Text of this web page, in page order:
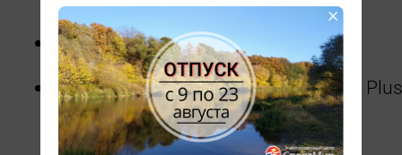
Облегченный сотовый сердечник
Профессиональная база World Cup
скольжения
×